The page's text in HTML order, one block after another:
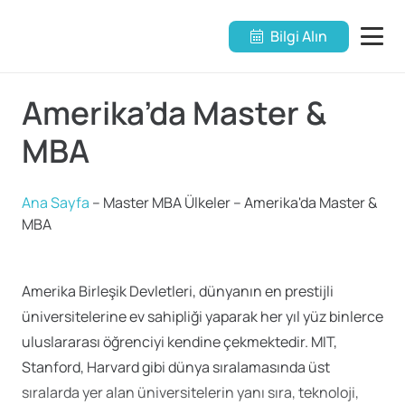
Bilgi Alın
Amerika’da Master &
MBA
Ana Sayfa – Master MBA Ülkeler–Amerika'da Master &
MBA
Amerika Birleşik Devletleri, dünyanın en prestijli
üniversitelerine ev sahipliği yaparak her yıl yüz binlerce
uluslararası öğrenciyi kendine çekmektedir. MIT,
Stanford, Harvard gibi dünya sıralamasında üst
sıralarda yer alan üniversitelerin yanı sıra, teknoloji,